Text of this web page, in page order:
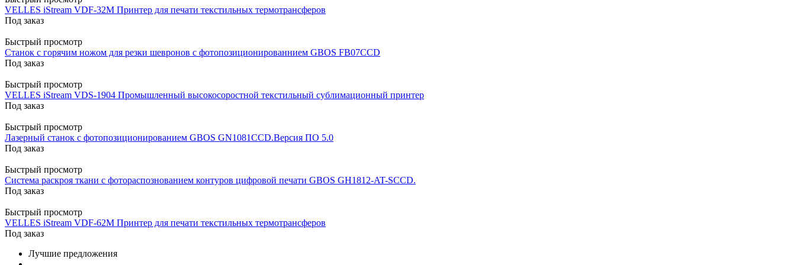
VELLES iStream VDF-32M Принтер для печати текстильных термотрансферов
Под заказ
Быстрый просмотр
Станок с горячим ножом для резки шевронов с фотопозиционированнием GBOS FB07CCD
Под заказ
Быстрый просмотр
VELLES iStream VDS-1904 Промышленный высокосоростной текстильный сублимационный принтер
Под заказ
Быстрый просмотр
Лазерный станок с фотопозиционированием GBOS GN1081CCD.Версия ПО 5.0
Под заказ
Быстрый просмотр
Система раскроя ткани с фотораспознованием контуров цифровой печати GBOS GH1812-AT-SCCD.
Под заказ
Быстрый просмотр
VELLES iStream VDF-62M Принтер для печати текстильных термотрансферов
Под заказ
Лучшие предложения